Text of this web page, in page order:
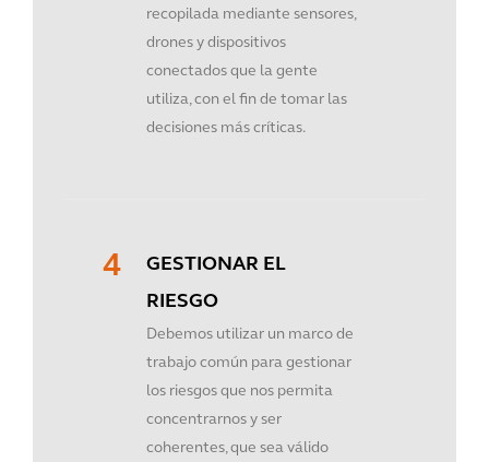
recopilada mediante sensores,
drones y dispositivos
conectados que la gente
utiliza, con el fin de tomar las
decisiones más críticas.
GESTIONAR EL
RIESGO
Debemos utilizar un marco de
trabajo común para gestionar
los riesgos que nos permita
concentrarnos y ser
coherentes, que sea válido